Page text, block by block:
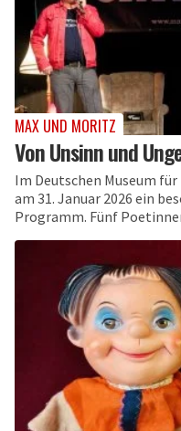
MAX UND MORITZ
Von Unsinn und
Im Deutschen Museum
am 31. Januar 2026 ein
Programm. Fünf